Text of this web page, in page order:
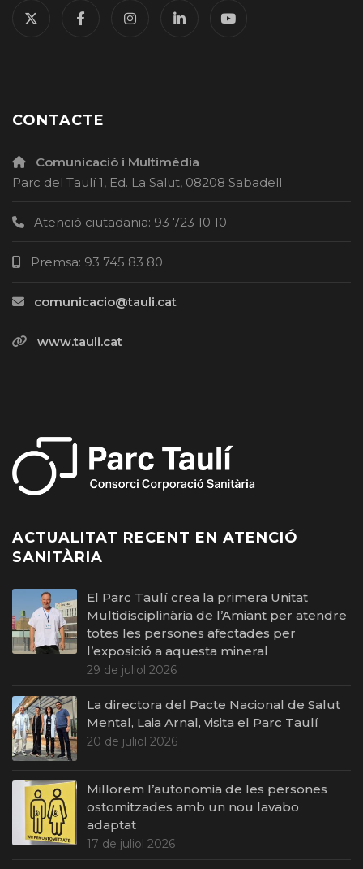
CONTACTE
Comunicació i Multimèdia
Parc del Taulí 1, Ed. La Salut, 08208 Sabadell
Atenció ciutadania: 93 723 10 10
Premsa: 93 745 83 80
comunicacio@tauli.cat
www.tauli.cat
ACTUALITAT RECENT EN ATENCIÓ
SANITÀRIA
El Parc Taulí crea la primera Unitat
Multidisciplinària de l’Amiant per atendre
totes les persones afectades per
l’exposició a aquesta mineral
29 de juliol 2026
La directora del Pacte Nacional de Salut
Mental, Laia Arnal, visita el Parc Taulí
20 de juliol 2026
Millorem l’autonomia de les persones
ostomitzades amb un nou lavabo
adaptat
17 de juliol 2026